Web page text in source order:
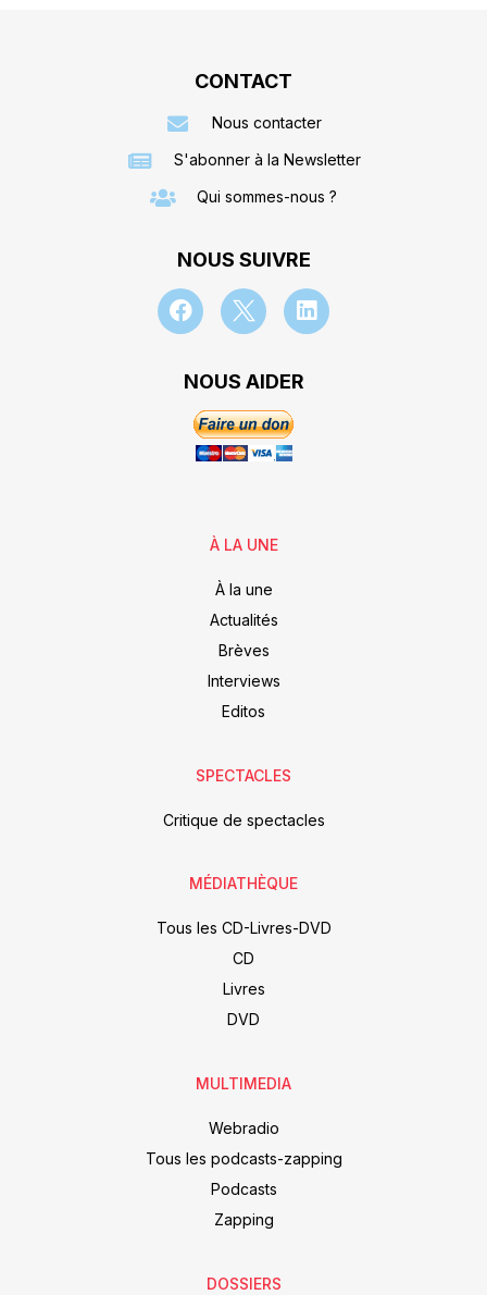
CONTACT
Nous contacter
S'abonner à la Newsletter
Qui sommes-nous ?
NOUS SUIVRE
NOUS AIDER
À LA UNE
À la une
Actualités
Brèves
Interviews
Editos
SPECTACLES
Critique de spectacles
MÉDIATHÈQUE
Tous les CD-Livres-DVD
CD
Livres
DVD
MULTIMEDIA
Webradio
Tous les podcasts-zapping
Podcasts
Zapping
DOSSIERS